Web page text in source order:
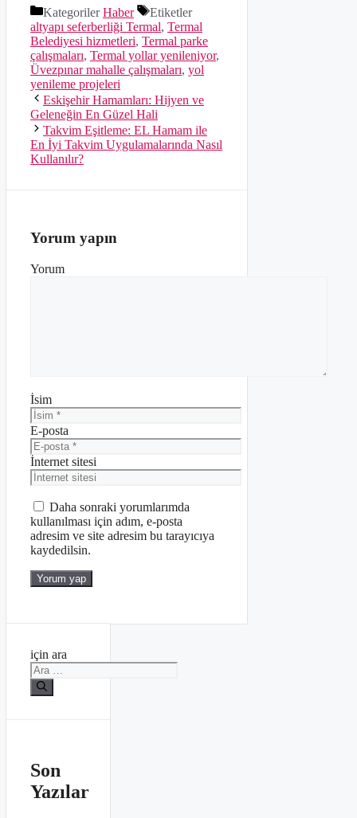
KategorilerHaber
Etiketler
altyapı seferberliği Termal, Termal
Belediyesi hizmetleri, Termal parke
çalışmaları, Termal yollar yenileniyor,
Üvezpınar mahalle çalışmaları, yol
yenileme projeleri
Eskişehir Hamamları: Hijyen ve
Geleneğin En Güzel Hali
Takvim Eşitleme: EL Hamam ile
En İyi Takvim Uygulamalarında Nasıl
Kullanılır?
Yorum yapın
Yorum
İsim
E-posta
İnternet sitesi
Daha sonraki yorumlarımda
kullanılması için adım, e-posta
adresim ve site adresim bu tarayıcıya
kaydedilsin.
için ara
Son
Yazılar